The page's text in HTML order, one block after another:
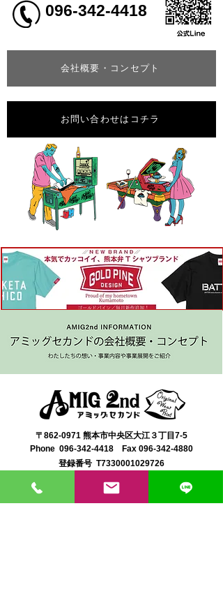
会社概要・コンセプト
096-342-4418
お問い合わせはコチラ
〒862-0971 熊本市中央区大江３丁目7-5
​Phone 096-342-4418 Fax 096-342-4880
登録番号 T7330001029726
【1月・2月／冬季営業時間】9:30～19：00